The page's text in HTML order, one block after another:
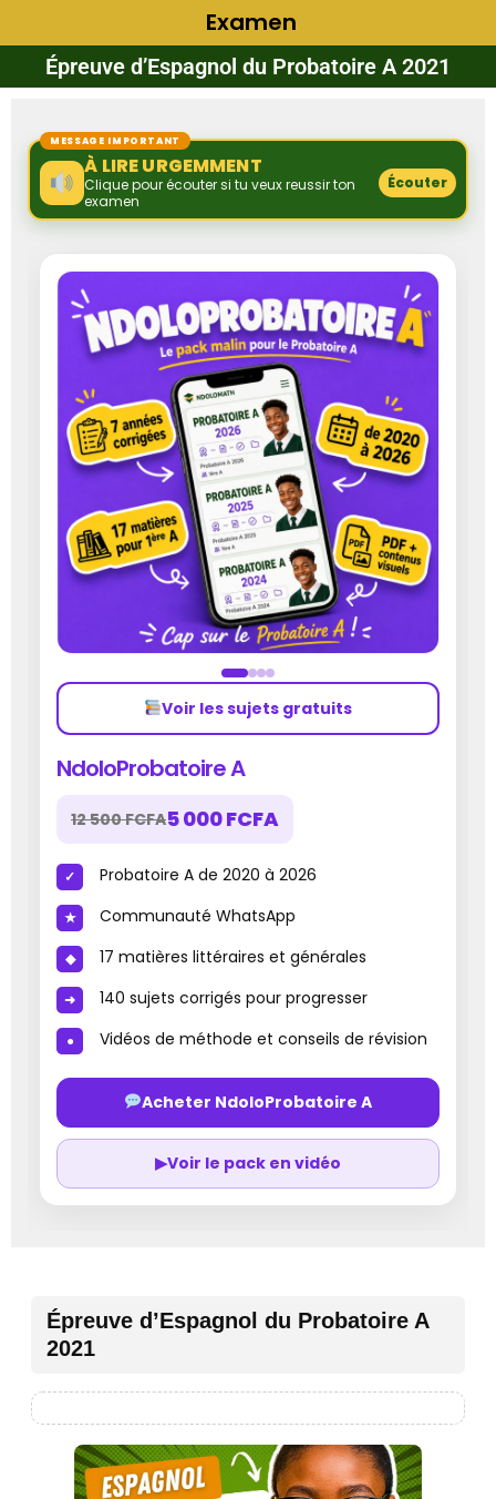
Examen
Épreuve d’Espagnol du Probatoire A 2021
MESSAGE IMPORTANT
À LIRE URGEMMENT
Clique pour écouter si tu veux reussir ton
examen
Écouter
Voir les sujets gratuits
NdoloProbatoire A
12 500 FCFA5 000 FCFA
Probatoire A de 2020 à 2026
Communauté WhatsApp
17 matières littéraires et générales
140 sujets corrigés pour progresser
Vidéos de méthode et conseils de révision
Acheter NdoloProbatoire A
▶Voir le pack en vidéo
Épreuve d’Espagnol du Probatoire A
2021